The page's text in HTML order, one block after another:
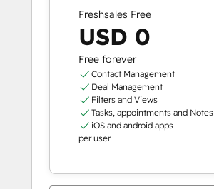
Freshsales Free
USD 0
Free forever
Contact Management
Deal Management
Filters and Views
Tasks, appointments and Notes
iOS and android apps
per user